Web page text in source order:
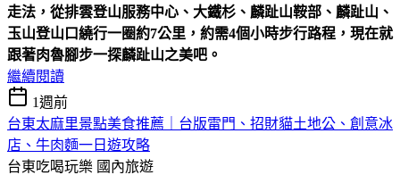
走法，從排雲登山服務中心、大鐵杉、麟趾山鞍部、麟趾山、
玉山登山口繞行一圈約7公里，約需4個小時步行路程，現在就
跟著肉魯腳步一探麟趾山之美吧。
繼續閱讀
1週前
台東太麻里景點美食推薦｜台版雷門、招財貓土地公、創意冰
店、牛肉麵一日遊攻略
台東吃喝玩樂 國內旅遊